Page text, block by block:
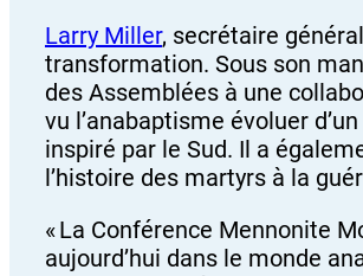
Larry Miller, secrétaire
transformation. Sous son
des Assemblées à une
vu l’anabaptisme évoluer
inspiré par le Sud. Il a
l’histoire des martyrs à la
« La Conférence Mennonite
aujourd’hui dans le monde